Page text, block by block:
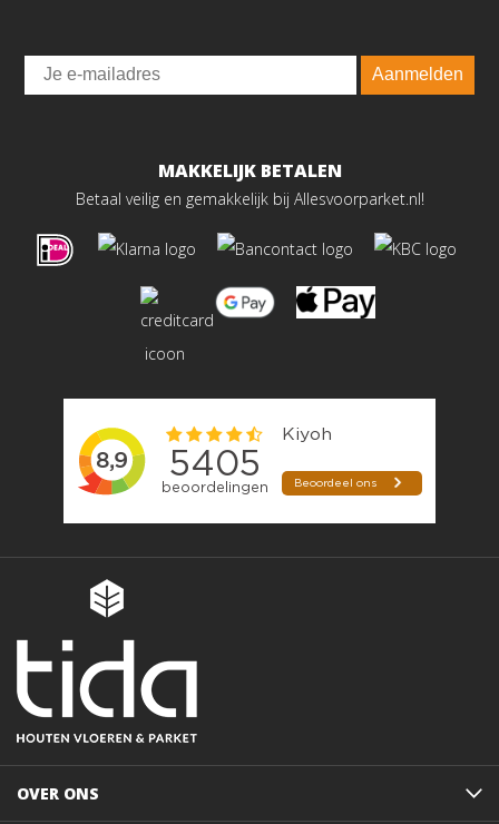
Email
Aanmelden
MAKKELIJK BETALEN
Betaal veilig en gemakkelijk bij Allesvoorparket.nl!
OVER ONS